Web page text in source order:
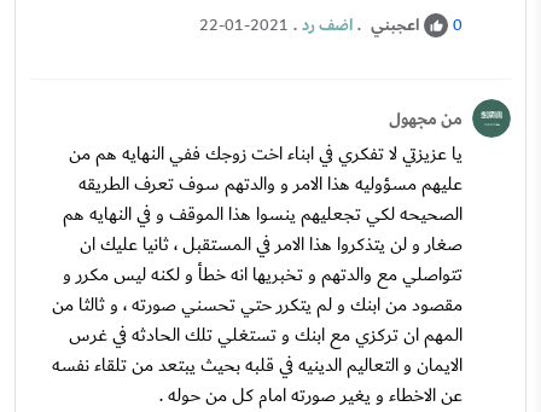
0 اعجبني .اضف رد.
22-01-2021
من مجهول
يا عزيزتي لا تفكري في ابناء اخت زوجك ففي النهايه هم من
عليهم مسؤوليه هذا الامر و والدتهم سوف تعرف الطريقه
الصحيحه لكي تجعليهم ينسوا هذا الموقف و في النهايه هم
صغار و لن يتذكروا هذا الامر في المستقبل ، ثانيا عليك ان
تتواصلي مع والدتهم و تخبريها انه خطأ و لكنه ليس مكرر و
مقصود من ابنك و لم يتكرر حتي تحسني صورته ، و ثالثا من
المهم ان تركزي مع ابنك و تستغلي تلك الحادثه في غرس
الايمان و التعاليم الدينيه في قلبه بحيث يبتعد من تلقاء نفسه
عن الاخطاء و يغير صورته امام كل من حوله .